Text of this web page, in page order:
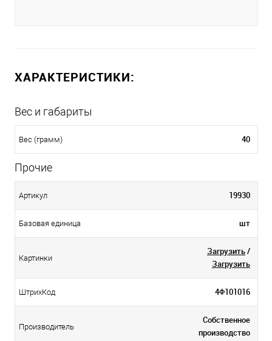
ХАРАКТЕРИСТИКИ:
Вес и габариты
Вес (грамм) 40
Прочие
Артикул 19930
Базовая единица шт
Картинки
Загрузить/
Загрузить
ШтрихКод 4Ф101016
Производитель
Собственное
производство